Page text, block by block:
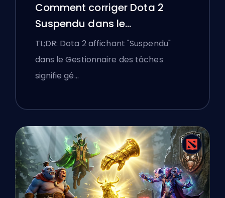
Comment corriger Dota 2
Suspendu dans le
Gestionnaire des tâches sur
un ordinateur portable
Windows
TL;DR: Dota 2 affichant "Suspendu"
dans le Gestionnaire des tâches
signifie gé…